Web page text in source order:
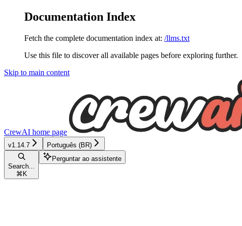
Documentation Index
Fetch the complete documentation index at: /llms.txt
Use this file to discover all available pages before exploring further.
Skip to main content
CrewAI home page
v1.14.7 Português (BR)
Search...
⌘ K
Perguntar ao assistente